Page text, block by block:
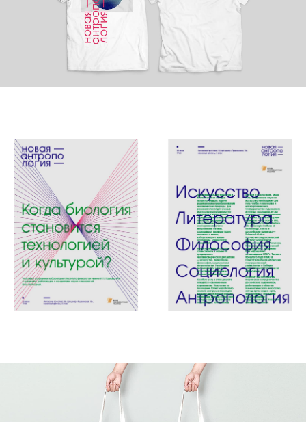
Дизайн и менеджмент: Анна Нович
thenewanthropology.tilda.ws
Команда проекта
ПРИМЕРЫ ПРОЕКТОВ